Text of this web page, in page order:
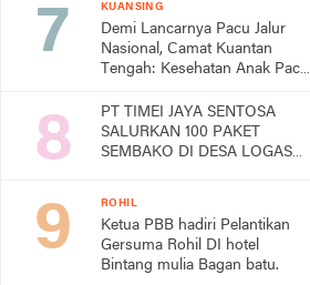
KUANSING
Demi Lancarnya Pacu Jalur
Nasional, Camat Kuantan
Tengah: Kesehatan Anak Pacu
PT TIMEI JAYA SENTOSA
SALURKAN 100 PAKET
SEMBAKO DI DESA LOGAS
ROHIL
Ketua PBB hadiri Pelantikan
Gersuma Rohil DI hotel
Bintang mulia Bagan batu.